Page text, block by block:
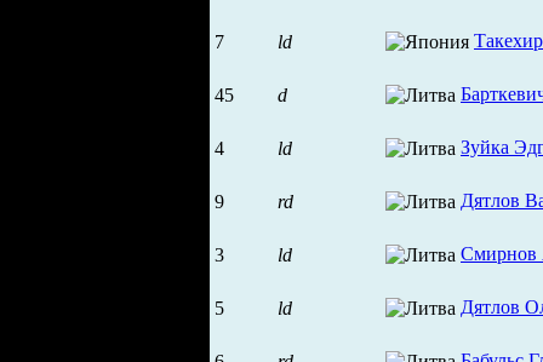
7 ld
45 d
4 ld Зуйка
9 rd Дятлов
3 ld Смирнов
5 ld Дятлов